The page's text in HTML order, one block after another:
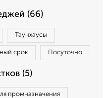
(66)
Таунхаусы
срок Посуточно
(5)
промназначения